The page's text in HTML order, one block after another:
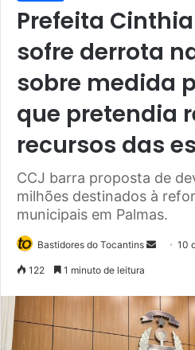
Prefeita
sofre derrota
sobre medida
que pretendia
recursos das
CCJ barra proposta de
milhões destinados à
municipais em Palmas.
Bastidores do Tocantins
e
u
10
122 1 minuto de leitura